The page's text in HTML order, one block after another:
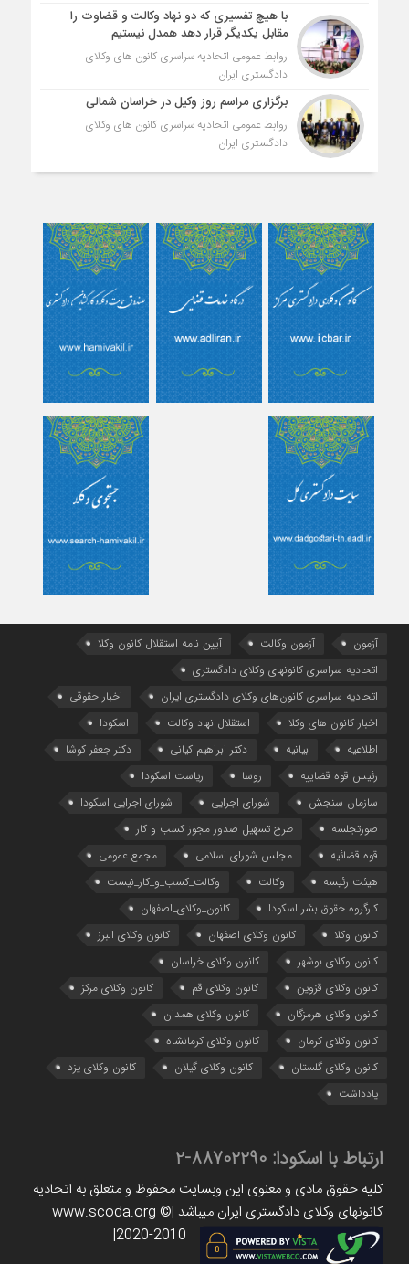
با هیچ تفسیری که دو نهاد وکالت و قضاوت را
مقابل یکدیگر قرار دهد همدل نیستیم
روابط عمومی اتحادیه سراسری کانون های وکلای
دادگستری ایران
برگزاری مراسم روز وکیل در خراسان شمالی
روابط عمومی اتحادیه سراسری کانون های وکلای
دادگستری ایران
آزمون آزمون وکالت
آیین ‌نامه استقلال کانون وکلا
اتحادیه سراسری کانونهای وکلای دادگستری
اتحادیه سراسری کانون‌های وکلای دادگستری ایران
اخبار حقوقی
اخبار کانون های وکلا
استقلال نهاد وکالت
اسکودا
اطلاعیه
بیانیه دکتر ابراهیم کیانی
دکتر جعفر کوشا
رئیس قوه قضاییه
روسا
ریاست اسکودا
سازمان سنجش
شورای اجرایی
شورای اجرایی اسکودا
صورتجلسه
طرح تسهیل صدور مجوز کسب و کار
قوه قضائیه
مجلس شورای اسلامی
مجمع عمومی
هیئت رئیسه
وکالت
وکالت_کسب_و_کار_نیست
کارگروه حقوق بشر اسکودا
کانون_وکلای_اصفهان
کانون وکلا
کانون وکلای اصفهان
کانون وکلای البرز
کانون وکلای بوشهر
کانون وکلای خراسان
کانون وکلای قزوین
کانون وکلای قم
کانون وکلای مرکز
کانون وکلای هرمزگان
کانون وکلای همدان
کانون وکلای کرمان
کانون وکلای کرمانشاه
کانون وکلای گلستان
کانون وکلای گیلان
کانون وکلای یزد
یادداشت
ارتباط با اسکودا: 88702290-2
کلیه حقوق مادی و معنوی این وبسایت محفوظ و متعلق به اتحادیه
کانونهای وکلای دادگستری ایران میباشد |www.scoda.org ©
2020-2010|